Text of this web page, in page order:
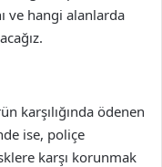
ve hangi alanlarda
karşılığında ödenen
ise, poliçe
karşı korunmak